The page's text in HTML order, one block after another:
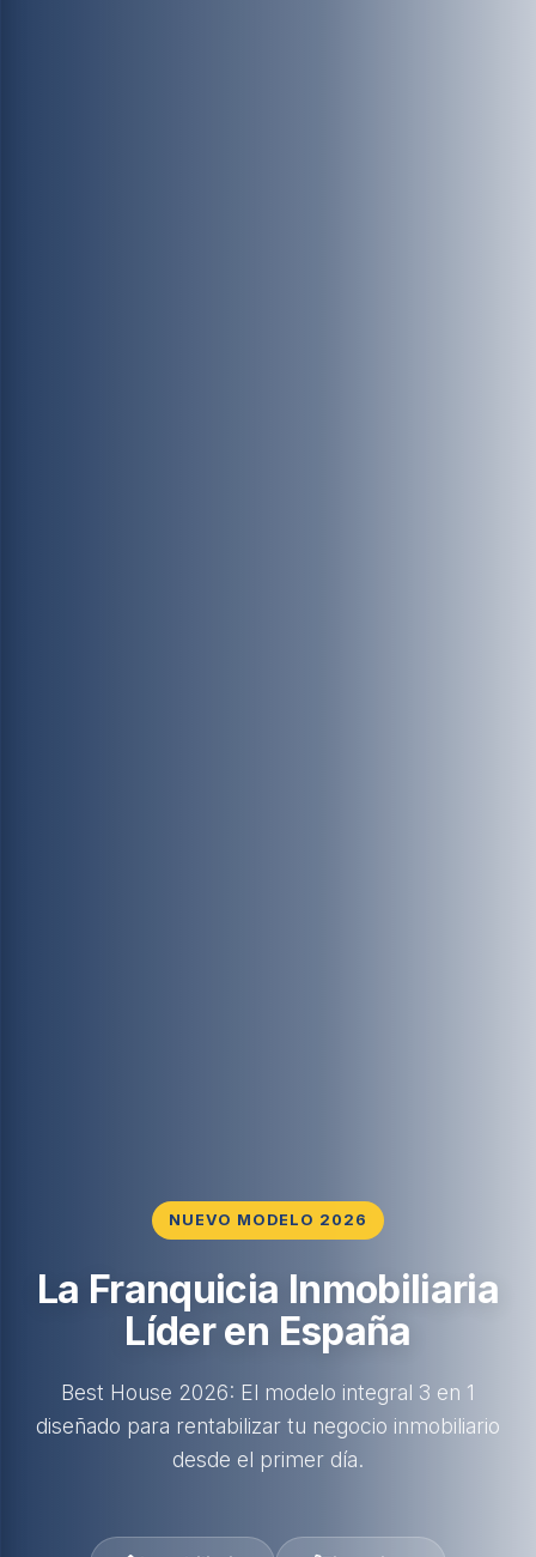
NUEVO MODELO 2026
La Franquicia Inmobiliaria
Líder en España
Best House 2026: El modelo integral 3 en 1
diseñado para rentabilizar tu negocio inmobiliario
desde el primer día.